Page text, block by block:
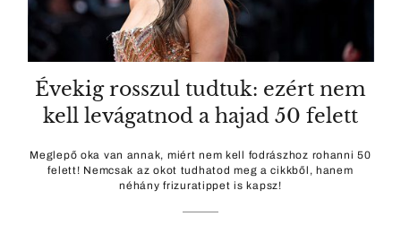
Évekig rosszul tudtuk: ezért nem
kell levágatnod a hajad 50 felett
Meglepő oka van annak, miért nem kell fodrászhoz rohanni 50
felett! Nemcsak az okot tudhatod meg a cikkből, hanem
néhány frizuratippet is kapsz!